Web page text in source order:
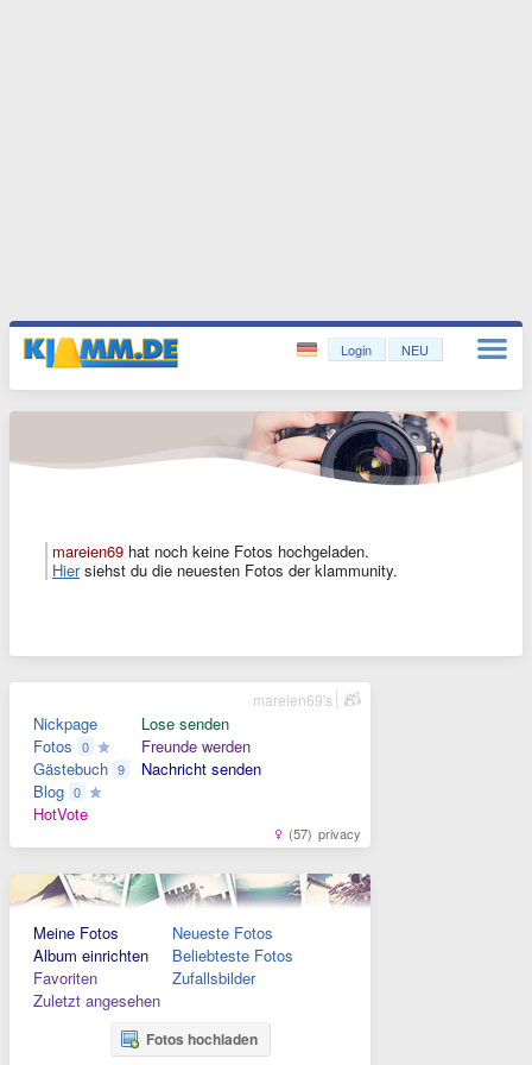
Login NEU
mareien69 hat noch keine Fotos hochgeladen.
Hiersiehst du die neuesten Fotos der klammunity.
Nickpage
Fotos 0
Gästebuch 9
Blog 0
HotVote
Lose senden
Freunde werden
Nachricht senden
(57) privacy
mareien69's
Meine Fotos
Album einrichten
Favoriten
Zuletzt angesehen
Neueste Fotos
Beliebteste Fotos
Zufallsbilder
Fotos hochladen